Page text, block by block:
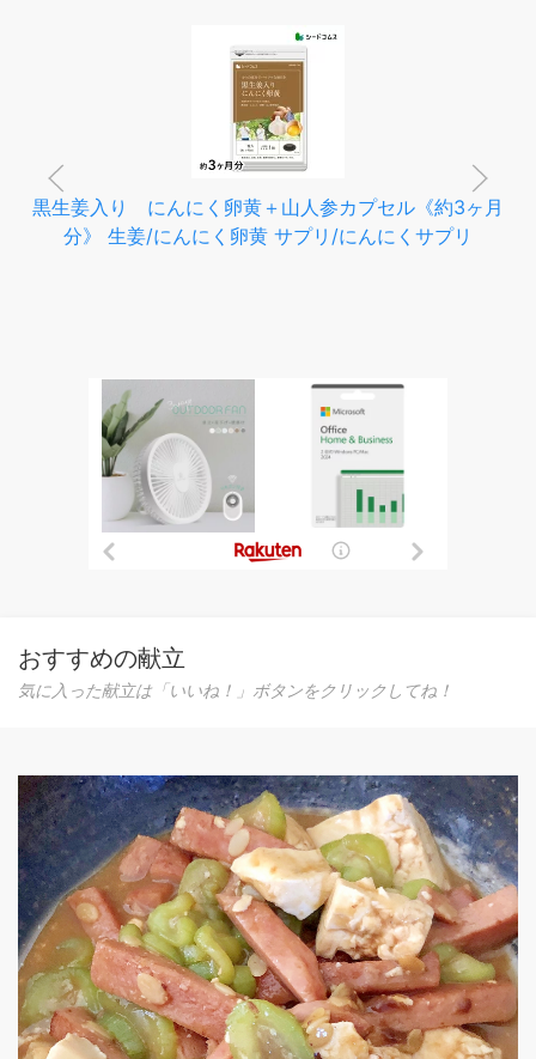
黒生姜入り にんにく卵黄＋山人参カプセル《約3ヶ月
分》 生姜/にんにく卵黄 サプリ/にんにくサプリ
おすすめの献立
気に入った献立は「いいね！」ボタンをクリックしてね！